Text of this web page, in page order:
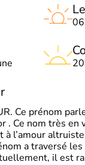
Ce prénom
. Ce nom très en
à l’amour
a traversé
il est